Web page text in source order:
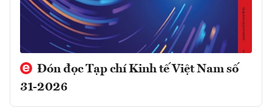
Đón đọc Tạp chí Kinh tế Việt Nam số
31-2026